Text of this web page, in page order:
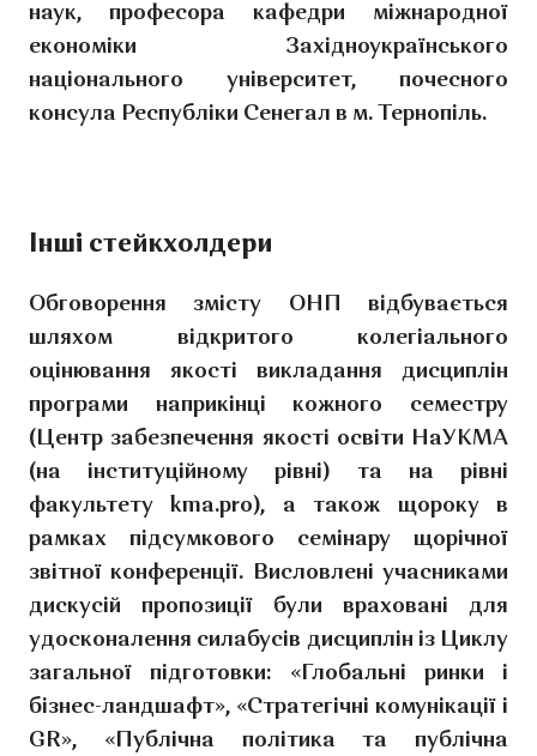
наук, професора кафедри міжнародної
економіки Західноукраїнського
національного університет, почесного
консула Республіки Сенегал в м. Тернопіль.
Інші стейкхолдери
Обговорення змісту ОНП відбувається
шляхом відкритого колегіального
оцінювання якості викладання дисциплін
програми наприкінці кожного семестру
(Центр забезпечення якості освіти НаУКМА
(на інституційному рівні) та на рівні
факультету kma.pro), а також щороку в
рамках підсумкового семінару щорічної
звітної конференції. Висловлені учасниками
дискусій пропозиції були враховані для
удосконалення силабусів дисциплін із Циклу
загальної підготовки: «Глобальні ринки і
бізнес-ландшафт», «Стратегічні комунікації і
GR», «Публічна політика та публічна